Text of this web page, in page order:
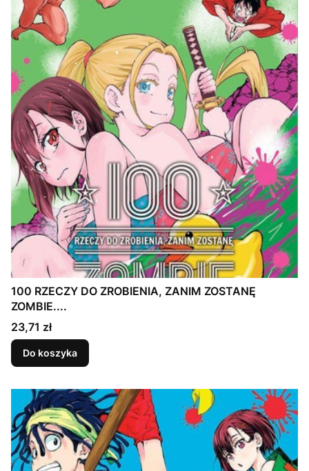
100 RZECZY DO ZROBIENIA, ZANIM ZOSTANĘ
ZOMBIE....
Cena
23,71 zł
Do koszyka